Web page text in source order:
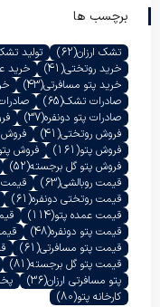
برچسب ها
تشک ارزان(62) تولید
خرید روتختی(41) خرید
خرید پتو مسافرتی(43)
صادرات تشک(65)
صادرات پتو دونفره(37)
فروش روتختی(41)
فروش پتو(161) فروش
فروش پتو گل برجسته(52)
قیمت روبالشی(63) قیمت
قیمت روتختی دونفره(61)
قیمت عمده پتو(114)
قیمت پتو دونفره(48)
قیمت پتو مسافرتی(61)
قیمت پتو گل برجسته(81)
پتو مسافرتی ارزان(36)
کارخانه پتو(80)